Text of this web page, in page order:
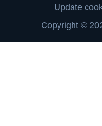
Update
Copyright ©